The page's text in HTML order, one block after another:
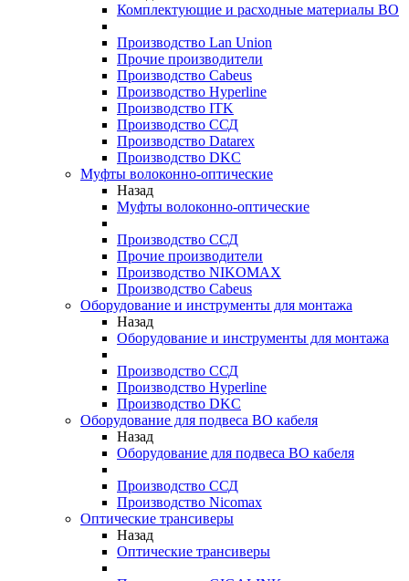
Комплектующие и расходные материалы ВО
Производство Lan Union
Прочие производители
Производство Cabeus
Производство Hyperline
Производство ITK
Производство ССД
Производство Datarex
Производство DKC
Муфты волоконно-оптические
Назад
Муфты волоконно-оптические
Производство ССД
Прочие производители
Производство NIKOMAX
Производство Cabeus
Оборудование и инструменты для монтажа
Назад
Оборудование и инструменты для монтажа
Производство ССД
Производство Hyperline
Производство DKC
Оборудование для подвеса ВО кабеля
Назад
Оборудование для подвеса ВО кабеля
Производство ССД
Производство Nicomax
Оптические трансиверы
Назад
Оптические трансиверы